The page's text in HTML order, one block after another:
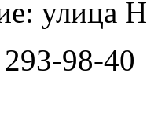
улица
98-40